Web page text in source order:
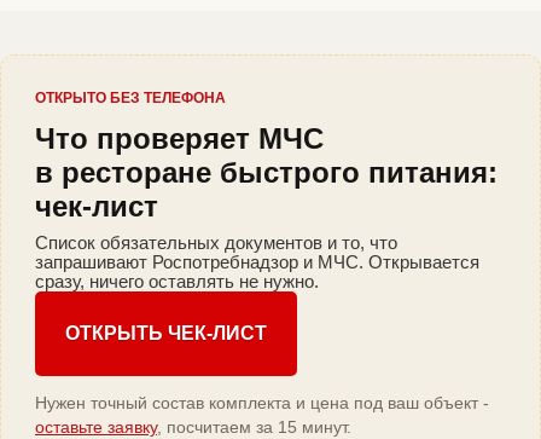
ОТКРЫТО БЕЗ ТЕЛЕФОНА
Что проверяет МЧС
в ресторане быстрого питания:
чек-лист
Список обязательных документов и то, что
запрашивают Роспотребнадзор и МЧС. Открывается
сразу, ничего оставлять не нужно.
ОТКРЫТЬ ЧЕК-ЛИСТ
Нужен точный состав комплекта и цена под ваш объект -
оставьте заявку, посчитаем за 15 минут.